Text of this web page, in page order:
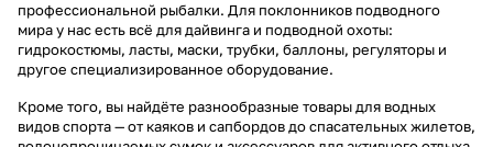
профессиональной рыбалки. Для поклонников подводного
мира у нас есть всё для дайвинга и подводной охоты:
гидрокостюмы, ласты, маски, трубки, баллоны, регуляторы и
другое специализированное оборудование.
Кроме того, вы найдёте разнообразные товары для водных
видов спорта — от каяков и сапбордов до спасательных жилетов,